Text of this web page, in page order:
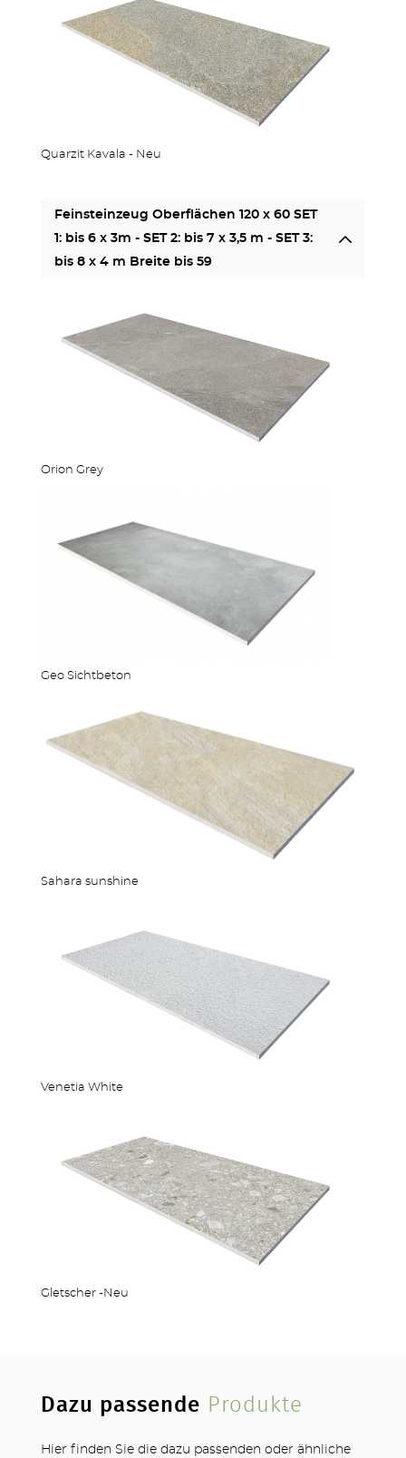
Quarzit Kavala - Neu
Feinsteinzeug Oberflächen 120 x 60 SET
1: bis 6 x 3m - SET 2: bis 7 x 3,5 m - SET 3:
bis 8 x 4 m Breite bis 59
Orion Grey
Geo Sichtbeton
Sahara sunshine
Venetia White
Gletscher -Neu
Dazu passende Produkte
Hier finden Sie die dazu passenden oder ähnliche